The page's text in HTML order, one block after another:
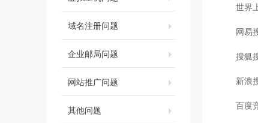
域名注册问题
企业邮局问题
网站推广问题
其他问题
世界
网易
搜狐
新浪
百度